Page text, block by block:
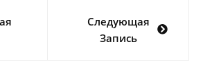
Следующая
Запись